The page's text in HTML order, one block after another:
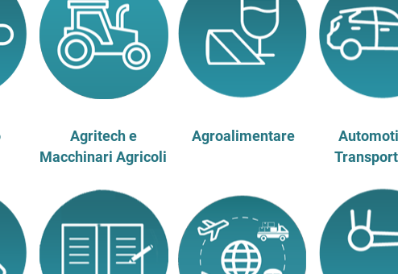
Agritech e
Macchinari Agricoli
Agroalimentare